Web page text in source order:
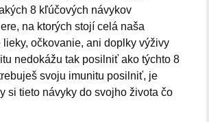
8 kľúčových návykov
na ktorých stojí celá naša
lieky, očkovanie, ani doplky výživy
nedokážu tak posilniť ako týchto 8
svoju imunitu posilniť, je
si tieto návyky do svojho života čo